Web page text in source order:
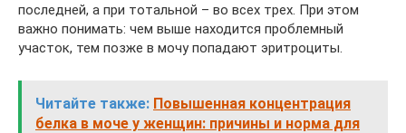
последней, а при тотальной – во всех трех. При этом
важно понимать: чем выше находится проблемный
участок, тем позже в мочу попадают эритроциты.
Читайте также: Повышенная концентрация
белка в моче у женщин: причины и норма для